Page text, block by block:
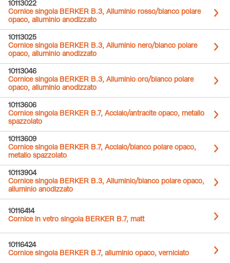
10113022
Cornice singola BERKER B.3, Alluminio rosso/bianco polare
opaco, alluminio anodizzato
10113025
Cornice singola BERKER B.3, Alluminio nero/bianco polare
opaco, alluminio anodizzato
10113046
Cornice singola BERKER B.3, Alluminio oro/bianco polare
opaco, alluminio anodizzato
10113606
Cornice singola BERKER B.7, Acciaio/antracite opaco, metallo
spazzolato
10113609
Cornice singola BERKER B.7, Acciaio/bianco polare opaco,
metallo spazzolato
10113904
Cornice singola BERKER B.3, Alluminio/bianco polare opaco,
alluminio anodizzato
10116414
Cornice in vetro singola BERKER B.7, matt
10116424
Cornice singola BERKER B.7, alluminio opaco, verniciato